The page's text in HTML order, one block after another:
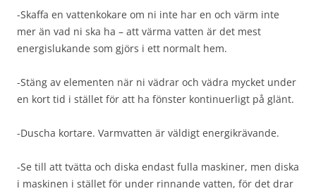
-Skaffa en vattenkokare om ni inte har en och värm inte
mer än vad ni ska ha – att värma vatten är det mest
energislukande som gjörs i ett normalt hem.
-Stäng av elementen när ni vädrar och vädra mycket under
en kort tid i stället för att ha fönster kontinuerligt på glänt.
-Duscha kortare. Varmvatten är väldigt energikrävande.
-Se till att tvätta och diska endast fulla maskiner, men diska
i maskinen i stället för under rinnande vatten, för det drar